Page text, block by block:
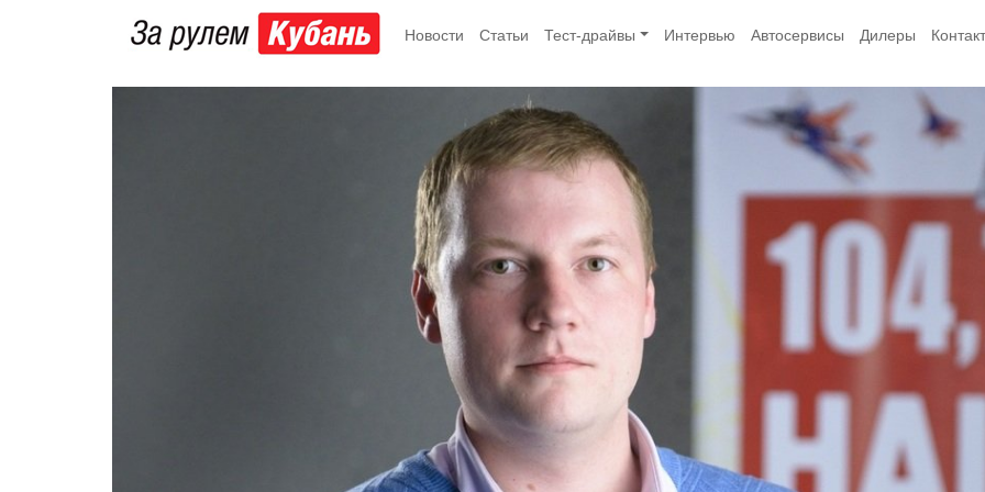
Новости Статьи Тест-драйвы Интервью Автосервисы Дилеры